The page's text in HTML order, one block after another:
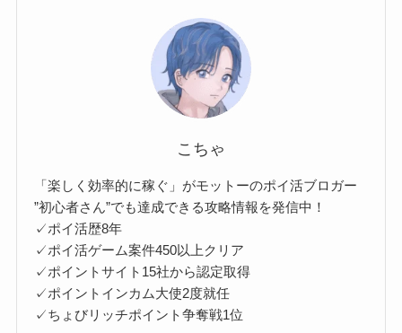
こちゃ
「楽しく効率的に稼ぐ」がモットーのポイ活ブロガー
”初心者さん”でも達成できる攻略情報を発信中！
✓ポイ活歴8年
✓ポイ活ゲーム案件450以上クリア
✓ポイントサイト15社から認定取得
✓ポイントインカム大使2度就任
✓ちょびリッチポイント争奪戦1位